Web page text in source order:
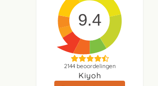
9.4
2144beoordelingen
Kiyoh